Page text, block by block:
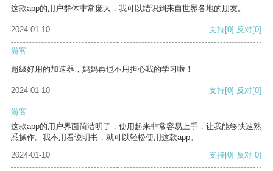
这款app的用户群体非常庞大，我可以结识到来自世界各地的朋友。
2024-01-10 支持[0] 反对[0]
游客
超级好用的加速器，妈妈再也不用担心我的学习啦！
2024-01-10 支持[0] 反对[0]
游客
这款app的用户界面简洁明了，使用起来非常容易上手，让我能够快速熟
悉操作。我不用看说明书，就可以轻松使用这款app。
2024-01-10
支持[0] 反对[0]